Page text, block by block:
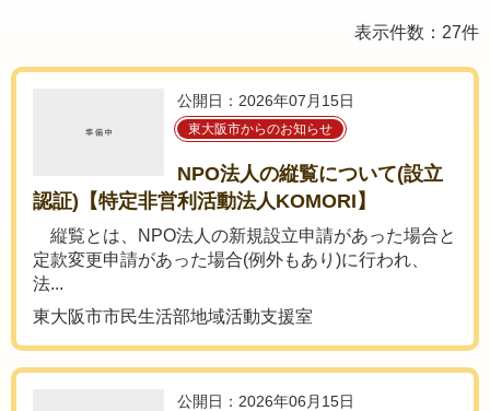
表示件数：27件
公開日：2026年07月15日
東大阪市からのお知らせ
NPO法人の縦覧について(設立
認証)【特定非営利活動法人KOMORI】
縦覧とは、NPO法人の新規設立申請があった場合と
定款変更申請があった場合(例外もあり)に行われ、
法...
東大阪市市民生活部地域活動支援室
公開日：2026年06月15日